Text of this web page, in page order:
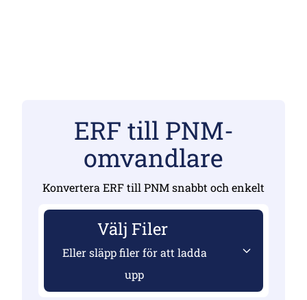
ERF till PNM-
omvandlare
Konvertera ERF till PNM snabbt och enkelt
Välj Filer
Eller släpp filer för att ladda
upp